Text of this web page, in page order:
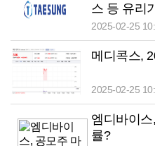
스 등 유리
2025-02-25
메디콕스,
2025-02-25
엠디바이
률?